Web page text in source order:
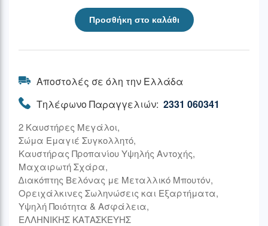
Προσθήκη στο καλάθι
Αποστολές σε όλη την Ελλάδα
Τηλέφωνο Παραγγελιών: 2331 060341
2 Καυστήρες Μεγάλοι,
Σώμα Εμαγιέ Συγκολλητό,
Καυστήρας Προπανίου Υψηλής Αντοχής,
Μαχαιρωτή Σχάρα,
∆ιακόπτης Βελόνας με Μεταλλικό Μπουτόν,
Ορειχάλκινες Σωληνώσεις και Εξαρτήματα,
Υψηλή Ποιότητα & Ασφάλεια,
ΕΛΛΗΝΙΚΗΣ ΚΑΤΑΣΚΕΥΗΣ